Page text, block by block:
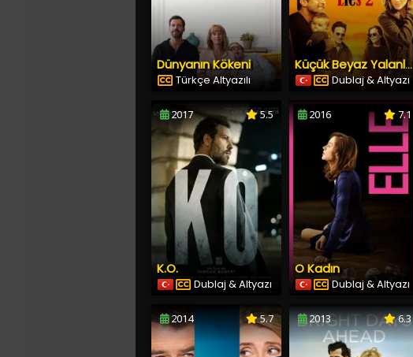
Dünyanın Kökeni
Türkçe Altyazılı
Küçük Beyaz Yalanlar Devam Ediyor
Dublaj & Altyazı
2017 5.5
K.O.
Dublaj & Altyazı
2016 7.1
O Kadın
Dublaj & Altyazı
2014 5.7 2013 6.3